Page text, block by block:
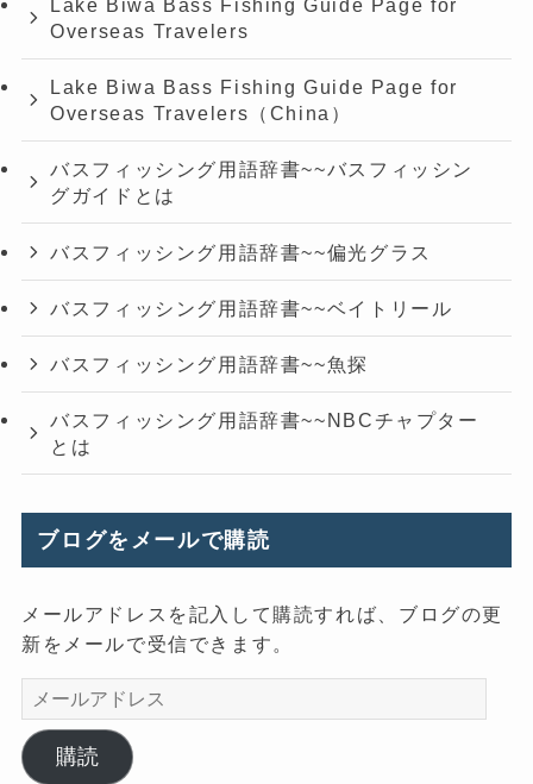
Lake Biwa Bass Fishing Guide Page for
Overseas Travelers
Lake Biwa Bass Fishing Guide Page for
Overseas Travelers（China）
バスフィッシング用語辞書~~バスフィッシン
グガイドとは
バスフィッシング用語辞書~~偏光グラス
バスフィッシング用語辞書~~ベイトリール
バスフィッシング用語辞書~~魚探
バスフィッシング用語辞書~~NBCチャプター
とは
ブログをメールで購読
メールアドレスを記入して購読すれば、ブログの更
新をメールで受信できます。
メ
ー
ル
購読